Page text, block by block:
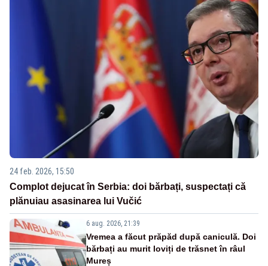
24 feb. 2026, 15:50
Complot dejucat în Serbia: doi bărbați, suspectați că
plănuiau asasinarea lui Vučić
6 aug. 2026, 21:39
Vremea a făcut prăpăd după caniculă. Doi
bărbați au murit loviți de trăsnet în râul
Mureș